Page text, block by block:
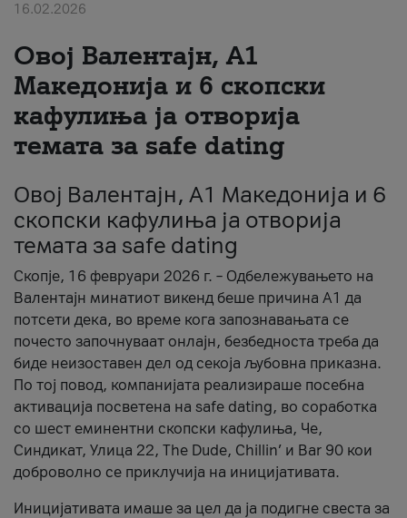
#ПодобарОнлајн
16.02.2026
Овој Валентајн, A1
Македонија и 6 скопски
кафулиња ја отворија
темата за safe dating
Овој Валентајн, A1 Македонија и 6
скопски кафулиња ја отворија
темата за safe dating
Скопје, 16 февруари 2026 г. – Одбележувањето на
Валентајн минатиот викенд беше причина А1 да
потсети дека, во време кога запознавањата се
почесто започнуваат онлајн, безбедноста треба да
биде неизоставен дел од секоја љубовна приказна.
По тој повод, компанијата реализираше посебна
активација посветена на safe dating, во соработка
со шест еминентни скопски кафулиња, Че,
Синдикат, Улица 22, The Dude, Chillin’ и Bar 90 кои
доброволно се приклучија на иницијативата.
Иницијативата имаше за цел да ја подигне свеста за